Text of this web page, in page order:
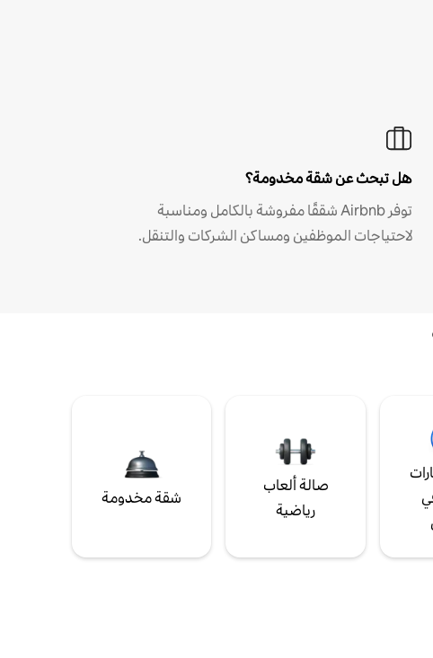
هل تبحث عن شقة مخدومة؟
توفر Airbnb شققًا مفروشة بالكامل ومناسبة
لاحتياجات الموظفين ومساكن الشركات والتنقل.
صالة ألعاب
رياضية
شقة مخدومة